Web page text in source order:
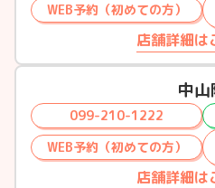
WEB予約（初めての方）
店舗詳細は
中山
099-210-1222
WEB予約（初めての方）
店舗詳細は